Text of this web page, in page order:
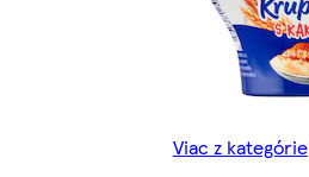
Viac z kategórie